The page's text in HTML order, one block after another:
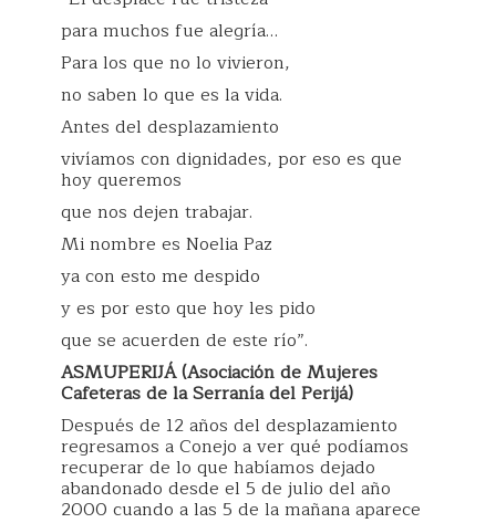
para muchos fue alegría…
Para los que no lo vivieron,
no saben lo que es la vida.
Antes del desplazamiento
vivíamos con dignidades, por eso es que
hoy queremos
que nos dejen trabajar.
Mi nombre es Noelia Paz
ya con esto me despido
y es por esto que hoy les pido
que se acuerden de este río”.
ASMUPERIJÁ (Asociación de Mujeres
Cafeteras de la Serranía del Perijá)
Después de 12 años del desplazamiento
regresamos a Conejo a ver qué podíamos
recuperar de lo que habíamos dejado
abandonado desde el 5 de julio del año
2000 cuando a las 5 de la mañana aparece